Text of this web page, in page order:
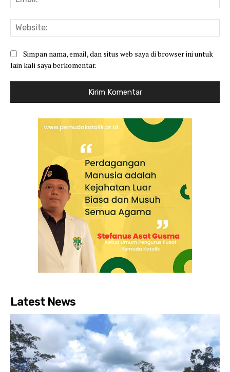
Simpan nama, email, dan situs web saya di browser ini untuk
lain kali saya berkomentar.
Latest News